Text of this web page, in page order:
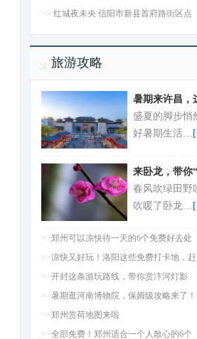
>> 红城夜未央 信阳市新县首府路街区点
旅游攻略
暑期来许昌，
盛夏的脚步悄
好暑期生活…
来卧龙，带你
春风吹绿田野
吹暖了卧龙…
>>郑州可以凉快待一天的6个免费好去处
>>凉快又好玩！洛阳这些免费打卡地，赶
>>开封这条游玩路线，带你赏汴河灯影
>>暑期逛河南博物院，保姆级攻略来了！
>>郑州赏荷地图来啦
>>全部免费！郑州适合一个人散心的6个